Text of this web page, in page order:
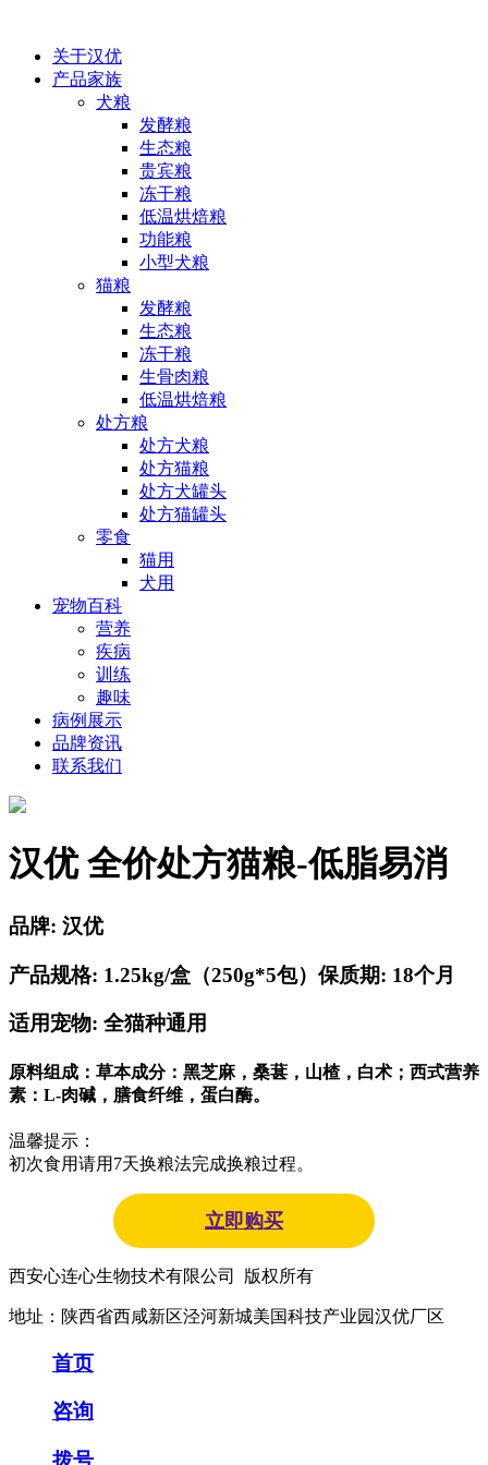
关于汉优
产品家族
犬粮
发酵粮
生态粮
贵宾粮
冻干粮
低温烘焙粮
功能粮
小型犬粮
猫粮
发酵粮
生态粮
冻干粮
生骨肉粮
低温烘焙粮
处方粮
处方犬粮
处方猫粮
处方犬罐头
处方猫罐头
零食
猫用
犬用
宠物百科
营养
疾病
训练
趣味
病例展示
品牌资讯
联系我们
汉优 全价处方猫粮-低脂易消
品牌: 汉优
产品规格: 1.25kg/盒（250g*5包） 保质期: 18个月
适用宠物: 全猫种通用
原料组成：草本成分：黑芝麻，桑葚，山楂，白术；西式营养
素：L-肉碱，膳食纤维，蛋白酶。
温馨提示：
初次食用请用7天换粮法完成换粮过程。
立即购买
西安心连心生物技术有限公司 版权所有
地址：陕西省西咸新区泾河新城美国科技产业园汉优厂区
首页
咨询
拨号